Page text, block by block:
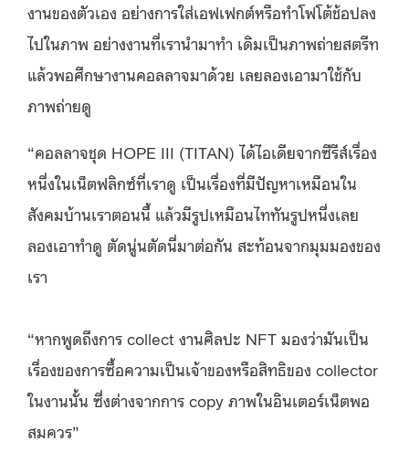
งานของตัวเอง อย่างการใส่เอฟเฟกต์หรือทำโฟโต้ช้อปลง
ไปในภาพ อย่างงานที่เรานำมาทำ เดิมเป็นภาพถ่ายสตรีท
แล้วพอศึกษางานคอลลาจมาด้วย เลยลองเอามาใช้กับ
ภาพถ่ายดู
“คอลลาจชุด HOPE III (TITAN)ได้ไอเดียจากซีรีส์เรื่อง
หนึ่งในเน็ตฟลิกซ์ที่เราดู เป็นเรื่องที่มีปัญหาเหมือนใน
สังคมบ้านเราตอนนี้ แล้วมีรูปเหมือนไททันรูปหนึ่งเลย
ลองเอาทำดู ตัดนู่นตัดนี่มาต่อกัน สะท้อนจากมุมมองของ
เรา
“หากพูดถึงการ collect งานศิลปะ NFT มองว่ามันเป็น
เรื่องของการซื้อความเป็นเจ้าของหรือสิทธิของ collector
ในงานนั้น ซึ่งต่างจากการ copy ภาพในอินเตอร์เน็ตพอ
สมควร”